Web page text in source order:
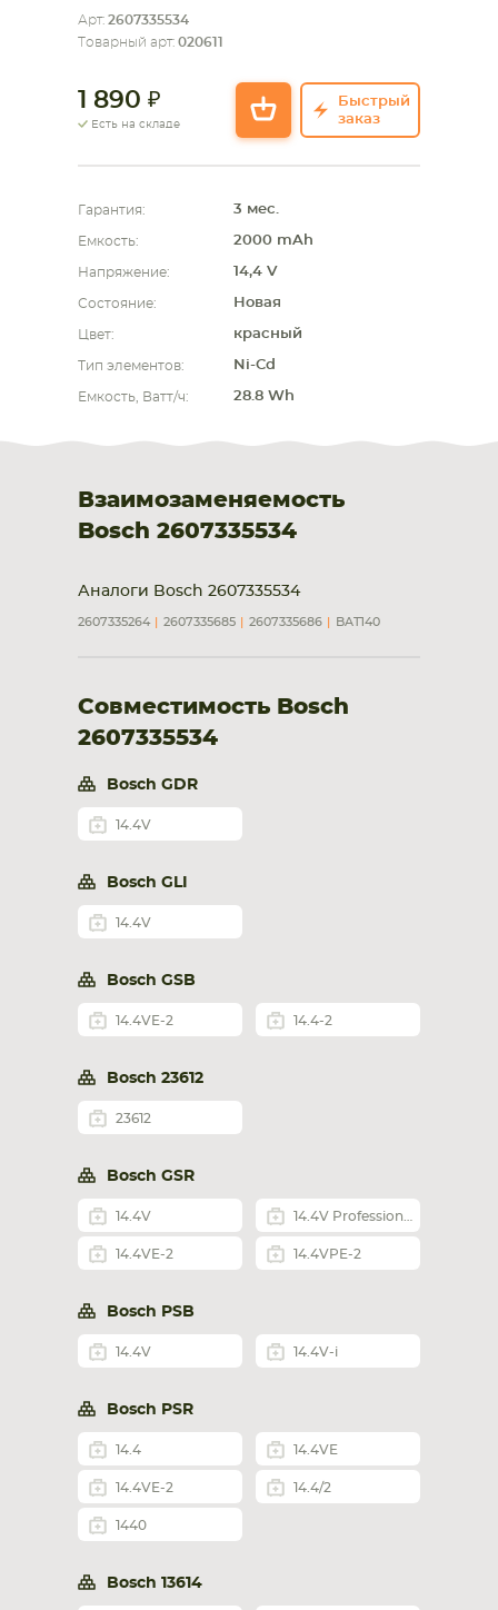
СМАРТФОНА КОМПЛЕКТУЮЩИЕ
Арт: 2607335534
Товарный арт: 020611
1 890
Есть на складе
Быстрый
заказ
Гарантия: 3 мес.
Емкость: 2000 mAh
Напряжение: 14,4 V
Состояние: Новая
Цвет: красный
Тип элементов: Ni-Cd
Емкость, Ватт/ч: 28.8 Wh
Взаимозаменяемость
Bosch 2607335534
Аналоги Bosch 2607335534
2607335264 2607335685 2607335686 BAT140
Совместимость Bosch
2607335534
Bosch GDR
14.4V
Bosch GLI
14.4V
Bosch GSB
14.4VE-2 14.4-2
Bosch 23612
23612
Bosch GSR
14.4V 14.4V Professional SD
14.4VE-2 14.4VPE-2
Bosch PSB
14.4V 14.4V-i
Bosch PSR
14.4 14.4VE
14.4VE-2 14.4/2
1440
Bosch 13614